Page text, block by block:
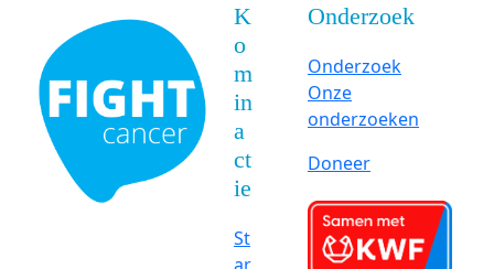
K
o
m
in
a
ct
ie
St
Onderzoek
Onderzoek
Onze
onderzoeken
Doneer